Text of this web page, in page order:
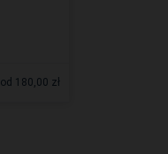
od 180,00 zł